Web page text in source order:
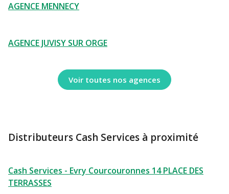
AGENCE MENNECY
AGENCE JUVISY SUR ORGE
Voir toutes nos agences
Distributeurs Cash Services à proximité
Cash Services - Evry Courcouronnes 14 PLACE DES
TERRASSES